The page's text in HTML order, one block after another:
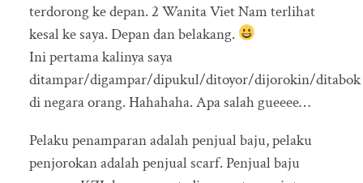
terdorong ke depan. 2 Wanita Viet Nam terlihat
kesal ke saya. Depan dan belakang.
Ini pertama kalinya saya
ditampar/digampar/dipukul/ditoyor/dijorokin/ditabok
di negara orang. Hahahaha. Apa salah gueeee…
Pelaku penamparan adalah penjual baju, pelaku
penjorokan adalah penjual scarf. Penjual baju